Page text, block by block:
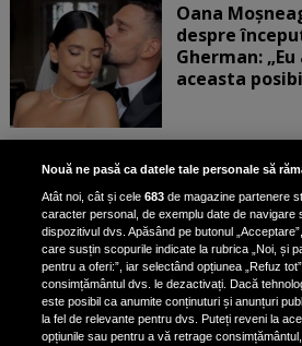
Oana
despre
Gherman:
aceasta
Unde locuiesc
iubita lui,
casa Narcisei
suntem într-o
etaje”
Oana
achiziție.
Nouă ne pasă ca datele tale personale să
Atât noi, cât și cele683 de magazine partenere
caracter personal, de exemplu date de navigare
dispozitivul dvs. Apăsând pe butonul
care susțin scopurile indicate la rubrica „Noi, și
pentru a oferi:”, iar selectând opțiunea „Refuz
consimțământul dvs. le dezactivați. Dacă
este posibil ca anumite conținuturi și anunțuri
la fel de relevante pentru dvs. Puteți reveni la
opțiunile sau pentru a vă retrage